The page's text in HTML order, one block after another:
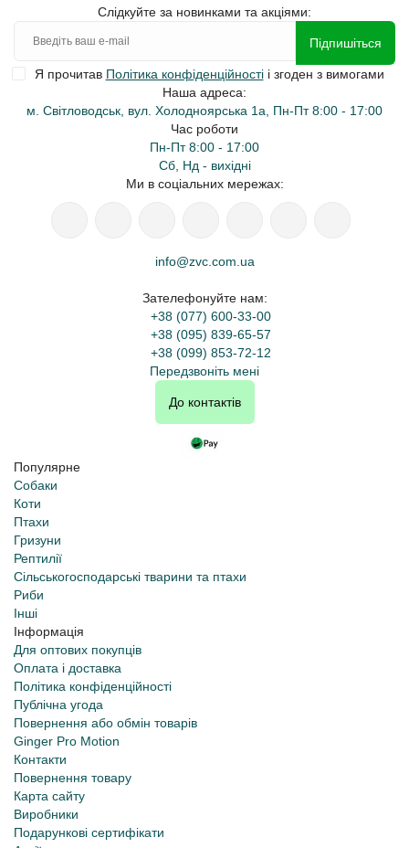
Слідкуйте за новинками та акціями:
Підпишіться
Я прочитав Політика конфіденційностіі згоден з вимогами
Наша адреса:
м. Світловодськ, вул. Холодноярська 1а, Пн-Пт 8:00 - 17:00
Час роботи
Пн-Пт 8:00 - 17:00
Сб, Нд - вихідні
Ми в соціальних мережах:
info@zvc.com.ua
Зателефонуйте нам:
+38 (077) 600-33-00
+38 (095) 839-65-57
+38 (099) 853-72-12
Передзвоніть мені
До контактів
Популярне
Собаки
Коти
Птахи
Гризуни
Рептилії
Сільськогосподарські тварини та птахи
Риби
Інші
Інформація
Для оптових покупців
Оплата і доставка
Політика конфіденційності
Публічна угода
Повернення або обмін товарів
Ginger Pro Motion
Контакти
Повернення товару
Карта сайту
Виробники
Подарункові сертифікати